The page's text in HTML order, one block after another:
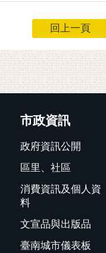
回上一頁
市政資訊
政府資訊公開
區里、社區
消費資訊及個人資
料
文宣品與出版品
臺南城市儀表板